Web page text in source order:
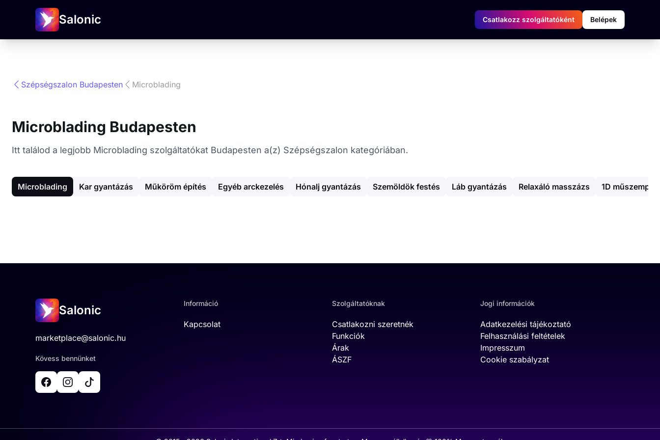
Salonic Csatlakozz szolgáltatóként Belépek
Szépségszalon Budapesten Microblading
Microblading Budapesten
Itt találod a legjobb Microblading szolgáltatókat Budapesten a(z) Szépségszalon kategóriában.
Microblading Kar gyantázás Műköröm építés Egyéb arckezelés Hónalj gyantázás Szemöldök festés Láb gyantázás Relaxáló masszázs 1D
Salonic
marketplace@salonic.hu
Kövess bennünket
Információ
Kapcsolat
Szolgáltatóknak
Csatlakozni szeretnék
Funkciók
Árak
ÁSZF
Jogi információk
Adatkezelési tájékoztató
Felhasználási feltételek
Impresszum
Cookie szabályzat